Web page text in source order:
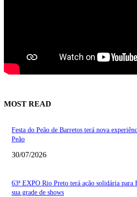
MOST READ
Festa do Peão de Barretos terá nova
Peão
30/07/2026
63ª EXPO Rio Preto terá ação solidária para
sua grade de shows